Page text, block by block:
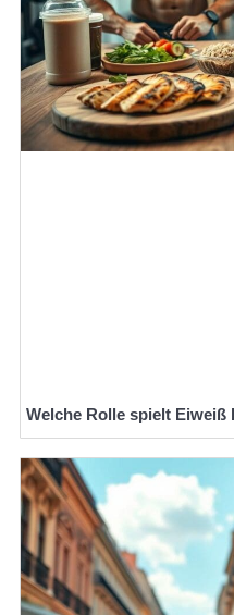
Welche Rolle spielt Eiweiß